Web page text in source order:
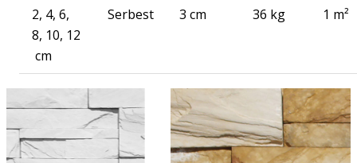
2, 4, 6,
8, 10, 12
cm
Serbest 3 cm 36 kg 1 m²